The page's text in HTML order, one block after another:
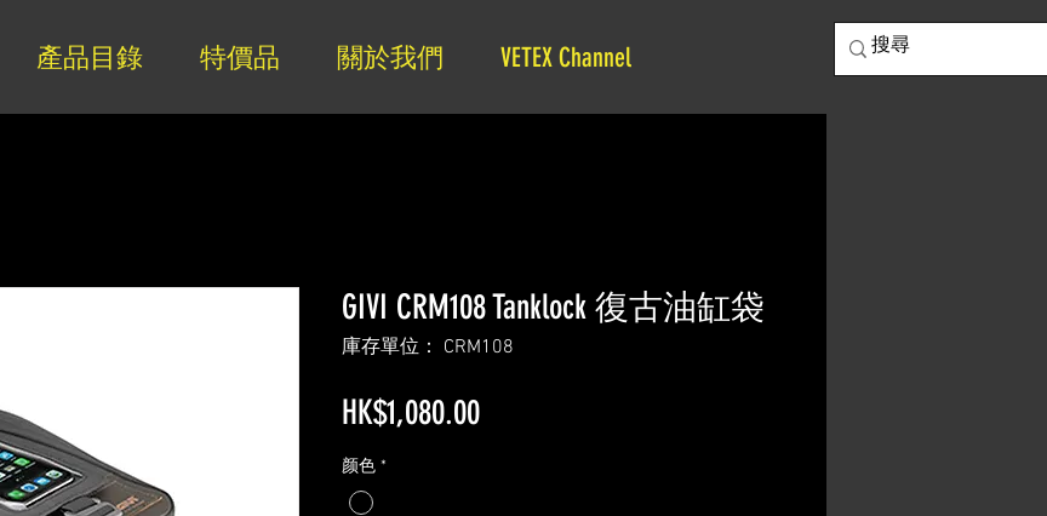
產品目錄 特價品 關於我們 VETEX Channel
GIVI CRM108 Tanklock 復古油缸袋
庫存單位： CRM108
HK$1,080.00價
颜色 *